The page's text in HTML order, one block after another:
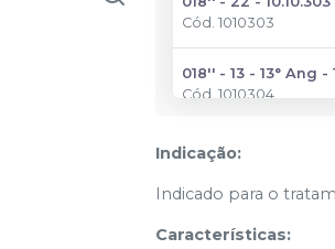
Cód.1010303
018'' - 13 - 13° Ang -
Cód.1010304
018'' - 23 - 13° Ang -
Cód.
Cód.1010308
Indicação:
Indicado para o
Características: